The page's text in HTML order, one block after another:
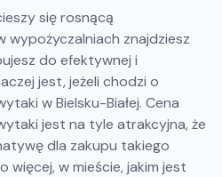
się rosnącą
wypożyczalniach znajdziesz
do efektywnej i
jest, jeżeli chodzi o
w Bielsku-Białej. Cena
jest na tyle atrakcyjna, że
dla zakupu takiego
więcej, w mieście, jakim jest